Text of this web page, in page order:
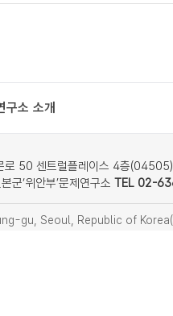
구소 소개
로 50 센트럴플레이스 4층(04505)
군‘위안부’문제연구소 TEL 02-
gu, Seoul, Republic of